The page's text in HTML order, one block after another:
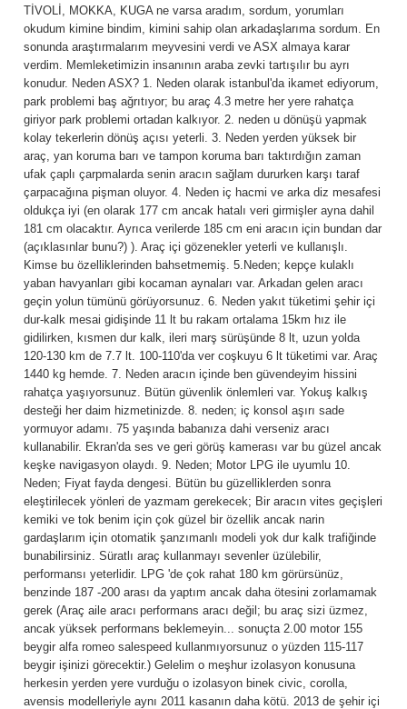
TİVOLİ, MOKKA, KUGA ne varsa aradım, sordum, yorumları
okudum kimine bindim, kimini sahip olan arkadaşlarıma sordum. En
sonunda araştırmalarım meyvesini verdi ve ASX almaya karar
verdim. Memleketimizin insanının araba zevki tartışılır bu ayrı
konudur. Neden ASX? 1. Neden olarak istanbul'da ikamet ediyorum,
park problemi baş ağrıtıyor; bu araç 4.3 metre her yere rahatça
giriyor park problemi ortadan kalkıyor. 2. neden u dönüşü yapmak
kolay tekerlerin dönüş açısı yeterli. 3. Neden yerden yüksek bir
araç, yan koruma barı ve tampon koruma barı taktırdığın zaman
ufak çaplı çarpmalarda senin aracın sağlam dururken karşı taraf
çarpacağına pişman oluyor. 4. Neden iç hacmi ve arka diz mesafesi
oldukça iyi (en olarak 177 cm ancak hatalı veri girmişler ayna dahil
181 cm olacaktır. Ayrıca verilerde 185 cm eni aracın için bundan dar
(açıklasınlar bunu?) ). Araç içi gözenekler yeterli ve kullanışlı.
Kimse bu özelliklerinden bahsetmemiş. 5.Neden; kepçe kulaklı
yaban havyanları gibi kocaman aynaları var. Arkadan gelen aracı
geçin yolun tümünü görüyorsunuz. 6. Neden yakıt tüketimi şehir içi
dur-kalk mesai gidişinde 11 lt bu rakam ortalama 15km hız ile
gidilirken, kısmen dur kalk, ileri marş sürüşünde 8 lt, uzun yolda
120-130 km de 7.7 lt. 100-110'da ver coşkuyu 6 lt tüketimi var. Araç
1440 kg hemde. 7. Neden aracın içinde ben güvendeyim hissini
rahatça yaşıyorsunuz. Bütün güvenlik önlemleri var. Yokuş kalkış
desteği her daim hizmetinizde. 8. neden; iç konsol aşırı sade
yormuyor adamı. 75 yaşında babanıza dahi verseniz aracı
kullanabilir. Ekran'da ses ve geri görüş kamerası var bu güzel ancak
keşke navigasyon olaydı. 9. Neden; Motor LPG ile uyumlu 10.
Neden; Fiyat fayda dengesi. Bütün bu güzelliklerden sonra
eleştirilecek yönleri de yazmam gerekecek; Bir aracın vites geçişleri
kemiki ve tok benim için çok güzel bir özellik ancak narin
gardaşlarım için otomatik şanzımanlı modeli yok dur kalk trafiğinde
bunabilirsiniz. Süratlı araç kullanmayı sevenler üzülebilir,
performansı yeterlidir. LPG 'de çok rahat 180 km görürsünüz,
benzinde 187 -200 arası da yaptım ancak daha ötesini zorlamamak
gerek (Araç aile aracı performans aracı değil; bu araç sizi üzmez,
ancak yüksek performans beklemeyin... sonuçta 2.00 motor 155
beygir alfa romeo salespeed kullanmıyorsunuz o yüzden 115-117
beygir işinizi görecektir.) Gelelim o meşhur izolasyon konusuna
herkesin yerden yere vurduğu o izolasyon binek civic, corolla,
avensis modelleriyle aynı 2011 kasanın daha kötü. 2013 de şehir içi